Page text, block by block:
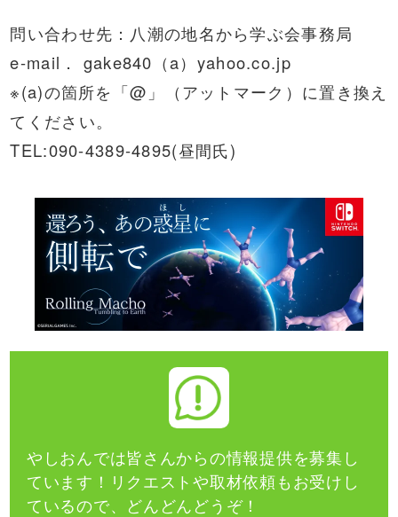
問い合わせ先：八潮の地名から学ぶ会事務局
e-mail． gake840（a）yahoo.co.jp
※(a)の箇所を「@」（アットマーク）に置き換え
てください。
TEL:090-4389-4895(昼間氏)
やしおんでは皆さんからの情報提供を募集し
ています！ リクエストや取材依頼もお受けし
ているので、どんどんどうぞ！